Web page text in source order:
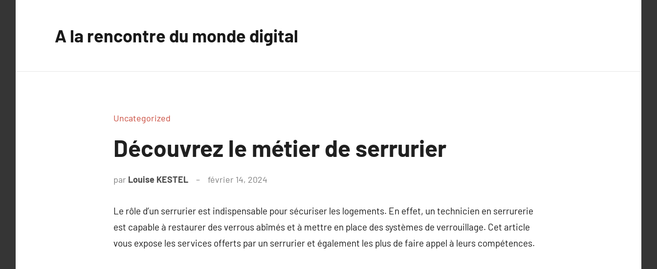
A la rencontre du monde digital
Uncategorized
Découvrez le métier de serrurier
par Louise KESTEL février 14, 2024
Le rôle d’un serrurier est indispensable pour sécuriser les logements. En effet, un technicien en serrurerie
est capable à restaurer des verrous abîmés et à mettre en place des systèmes de verrouillage. Cet article
vous expose les services offerts par un serrurier et également les plus de faire appel à leurs compétences.